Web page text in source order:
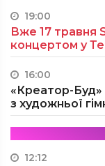
19:00
Вже 17 травня
концертом у
16:00
«Креатор-Буд»
з художньої
12:12